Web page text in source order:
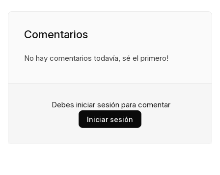
Comentarios
No hay comentarios todavía, sé el primero!
Debes iniciar sesión para comentar
Iniciar sesión